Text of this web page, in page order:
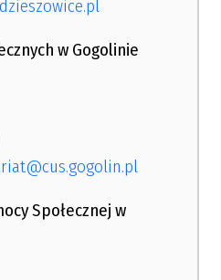
w Gogolinie
Społecznej w